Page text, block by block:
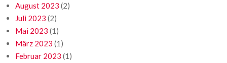
August 2023 (2)
Juli 2023 (2)
Mai 2023 (1)
März 2023 (1)
Februar 2023 (1)